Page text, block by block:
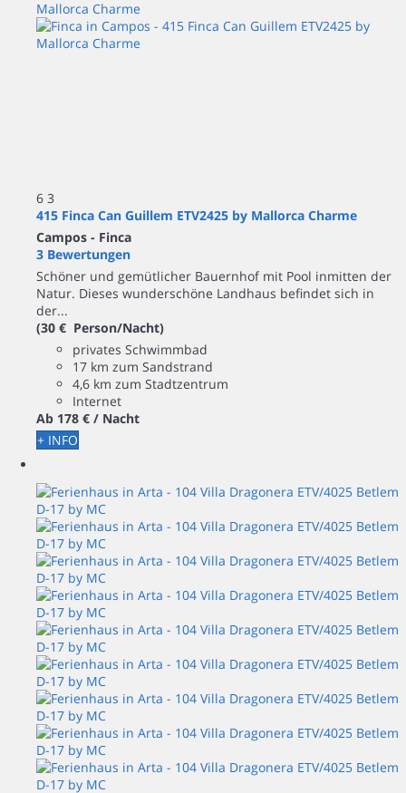
6 3
415 Finca Can Guillem ETV2425 by Mallorca Charme
Campos - Finca
3 Bewertungen
Schöner und gemütlicher Bauernhof mit Pool inmitten der
Natur. Dieses wunderschöne Landhaus befindet sich in
der...
(30 € Person/Nacht)
privates Schwimmbad
17 km zum Sandstrand
4,6 km zum Stadtzentrum
Internet
Ab 178 € / Nacht
+ INFO